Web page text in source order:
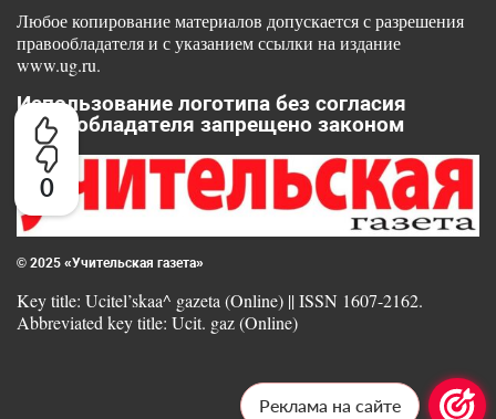
0
Любое копирование материалов допускается с разрешения
правообладателя и с указанием ссылки на издание
www.ug.ru.
Использование логотипа без согласия
правообладателя запрещено законом
© 2025 «Учительская газета»
Key title: Ucitel’skaa^ gazeta (Online) || ISSN 1607-2162.
Abbreviated key title: Ucit. gaz (Online)
Реклама на сайте